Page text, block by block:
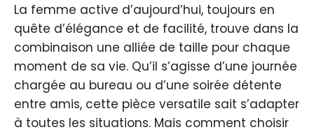
La femme active d’aujourd’hui, toujours en
quête d’élégance et de facilité, trouve dans la
combinaison une alliée de taille pour chaque
moment de sa vie. Qu’il s’agisse d’une journée
chargée au bureau ou d’une soirée détente
entre amis, cette pièce versatile sait s’adapter
à toutes les situations. Mais comment choisir